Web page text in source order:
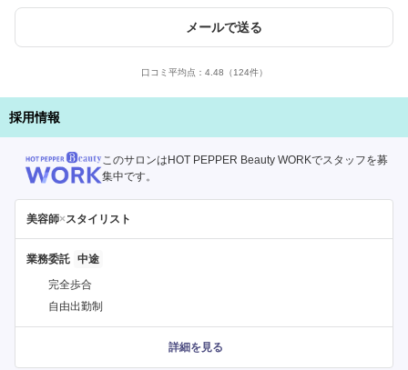
メールで送る
口コミ平均点： 4.48 （124件）
採用情報
このサロンはHOT PEPPER Beauty WORKでスタッフを募
集中です。
美容師×スタイリスト
業務委託
完全歩合
自由出勤制
詳細を見る